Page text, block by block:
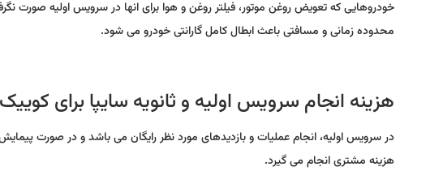
خودروهایی که تعویض روغن موتور، فیلتر روغن و هوا برای انها در سرویس اولیه صورت
محدوده زمانی و مسافتی باعث ابطال کامل گارانتی خودرو می شود.
هزینه انجام سرویس اولیه و ثانویه سایپا برای
در سرویس اولیه، انجام عملیات و بازدیدهای مورد نظر رایگان می باشد و در صورت
هزینه مشتری انجام می گیرد.